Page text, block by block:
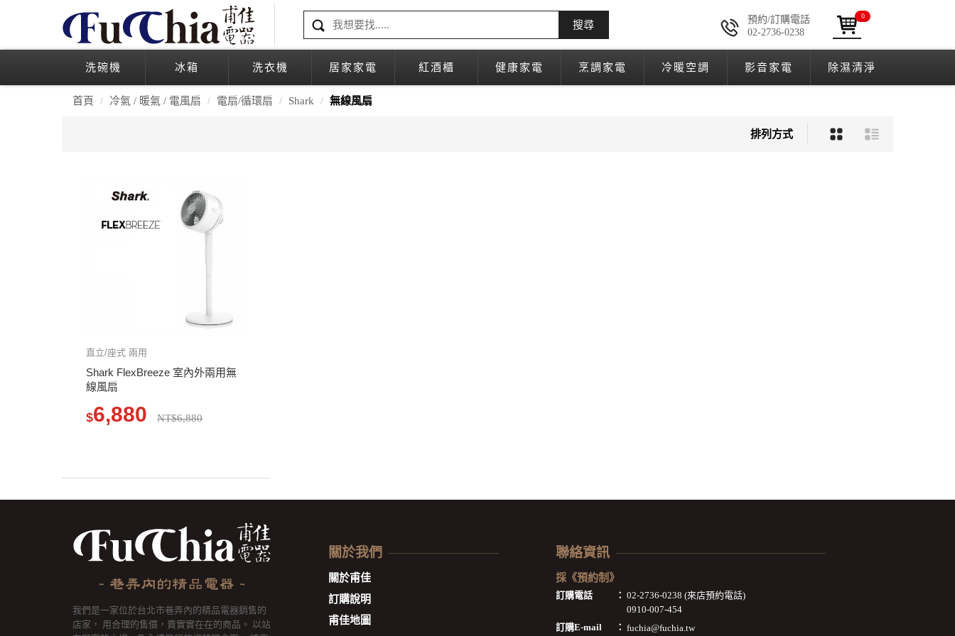
搜尋
預約/訂購電話
02-2736-0238
0
洗碗機 冰箱 洗衣機 居家家電 紅酒櫃 健康家電 烹調家電 冷暖空調 影音家電 除濕清淨
首頁 冷氣 / 暖氣 / 電風扇 電扇/循環扇 Shark 無線風扇
排列方式
直立/座式 兩用
Shark FlexBreeze 室內外兩用無
線風扇
$6,880 NT$6,880
我們是一家位於台北市巷弄內的精品電器銷售的
店家， 用合理的售價，賣實實在在的商品。 以站
關於我們
關於甫佳
訂購說明
甫佳地圖
聯絡資訊
採《預約制》
訂購電話 ： 02-2736-0238 (來店預約電話)
0910-007-454
訂購E-mail
： fuchia@fuchia.tw